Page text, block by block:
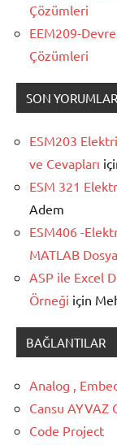
Çözümleri
EEM209-
Çözümleri
SON YORUMLAR
ESM203
ve Cevapları
ESM 321
Adem
ESM406 -
MATLAB
ASP ile Excel
Örneği için
BAĞLANTILAR
Analog ,
Cansu AYVAZ
Code Project